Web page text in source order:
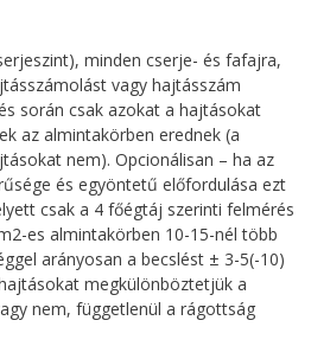
minden cserje- és fafajra,
vagy hajtásszám
során csak azokat a hajtásokat
az almintakörben erednek (a
nem). Opcionálisan – ha az
és egyöntetű előfordulása ezt
csak a 4 főégtáj szerinti felmérés
es almintakörben 10-15-nél több
arányosan a becslést ± 3-5(-10)
megkülönböztetjük a
nem, függetlenül a rágottság